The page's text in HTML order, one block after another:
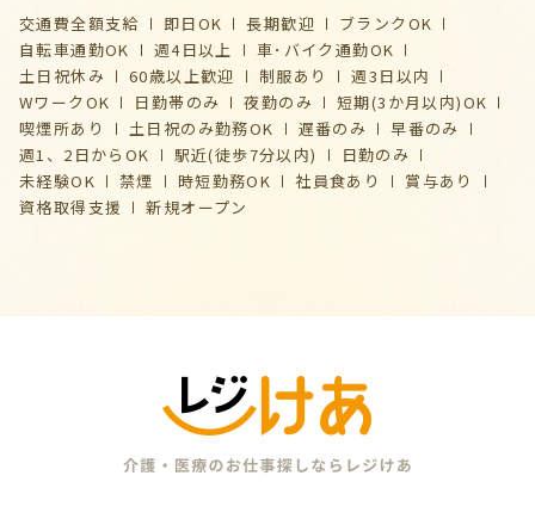
交通費全額支給 即日OK 長期歓迎
ブランクOK
自転車通勤OK
週4日以上
車･バイク通勤OK
土日祝休み
60歳以上歓迎 制服あり
週3日以内
WワークOK
日勤帯のみ 夜勤のみ
短期(3か月以内)OK
喫煙所あり
土日祝のみ勤務OK 遅番のみ
早番のみ
週1、2日からOK
駅近(徒歩7分以内)
日勤のみ
未経験OK
禁煙 時短勤務OK 社員食あり
賞与あり
資格取得支援
新規オープン